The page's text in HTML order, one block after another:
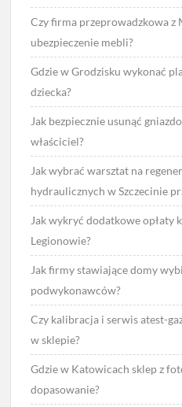
Czy firma przeprowadzkowa z
ubezpieczenie mebli?
Gdzie w Grodzisku wykonać
dziecka?
Jak bezpiecznie usunąć
właściciel?
Jak wybrać warsztat na
hydraulicznych w Szczecinie
Jak wykryć dodatkowe opłaty
Legionowie?
Jak firmy stawiające domy
podwykonawców?
Czy kalibracja i serwis atest-
w sklepie?
Gdzie w Katowicach sklep z
dopasowanie?